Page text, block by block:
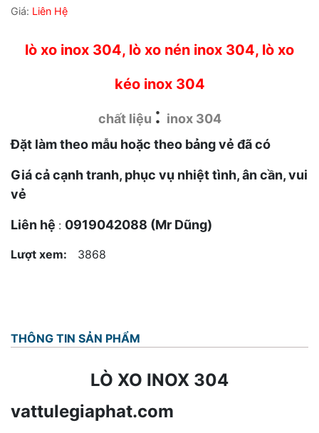
Giá: Liên Hệ
lò xo inox 304, lò xo nén inox 304, lò xo
kéo inox 304
chất liệu : inox 304
Đặt làm theo mẫu hoặc theo bảng vẻ đã có
Giá cả cạnh tranh, phục vụ nhiệt tình, ân cần, vui
vẻ
Liên hệ : 0919042088 (Mr Dũng)
Lượt xem: 3868
THÔNG TIN SẢN PHẨM
LÒ XO INOX 304
vattulegiaphat.com